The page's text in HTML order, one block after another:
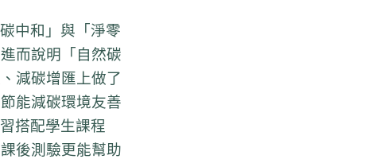
中和」與「淨零
而說明「自然碳
減碳增匯上做了
能減碳環境友善
搭配學生課程
後測驗更能幫助